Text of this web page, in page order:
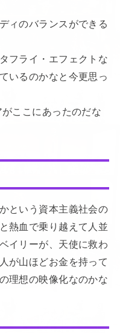
ィのバランスができる
フライ・エフェクトな
いるのかなと今更思っ
ここにあったのだな
という資本主義社会の
熱血で乗り越えて人並
イリーが、天使に救わ
が山ほどお金を持って
理想の映像化なのかな